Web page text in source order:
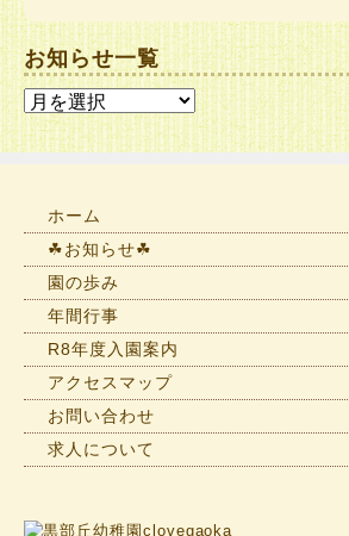
お知らせ一覧
お
知
ら
ホーム
☘お知らせ☘
園の歩み
年間行事
R8年度入園案内
アクセスマップ
お問い合わせ
求人について